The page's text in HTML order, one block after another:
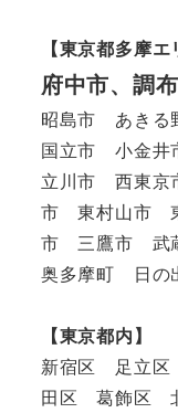
【東京都多摩エ
府中市、調
昭島市 あき
国立市 小金
立川市 西東
市 東村山市
市 三鷹市 武
奥多摩町 日の
【東京都内】
新宿区 足立
田区 葛飾区